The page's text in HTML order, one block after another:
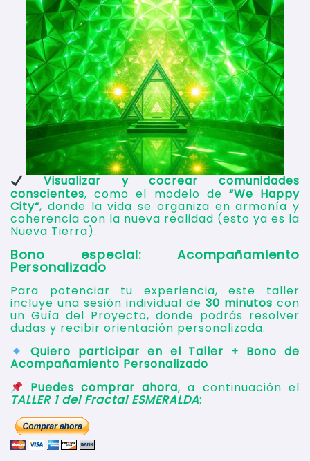
Visualizar y cocrear comunidades
conscientes, como el modelo de “We Happy
City“, donde la vida se organiza en armonía y
coherencia con la nueva realidad (esto ya es la
Nueva Tierra).
Bono especial: Acompañamiento
Personalizado
Para potenciar tu experiencia, este taller
incluye una sesión individual de 30 minutos con
un Guía del Proyecto, donde podrás resolver
dudas y recibir orientación personalizada.
Quiero participar en el Taller + Bono de
Acompañamiento Personalizado
Puedes comprar ahora, a continuación el
TALLER 1 del Fractal ESMERALDA: